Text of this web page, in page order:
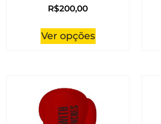
R$200,00
Ver opções